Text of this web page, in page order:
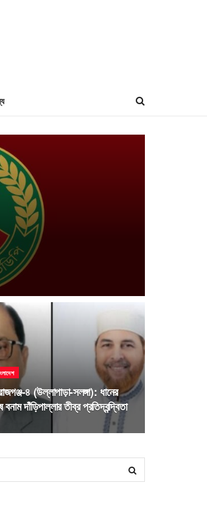
৪ (উল্লাপাড়া-সলঙ্গা): ধানের
বনাম দাঁড়িপাল্লার তীব্র প্রতিদ্বন্দ্বিতা